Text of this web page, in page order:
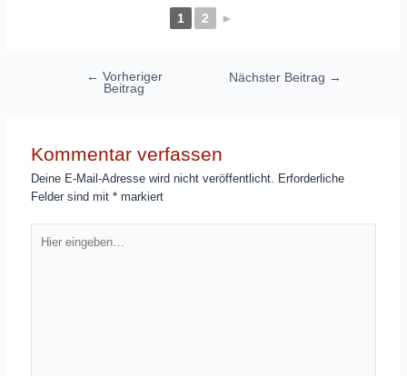
1 2 ►
Beitragsnavigation
← Vorheriger
Beitrag
Nächster Beitrag →
Kommentar verfassen
Deine E-Mail-Adresse wird nicht veröffentlicht. Erforderliche
Felder sind mit* markiert
eingeben…